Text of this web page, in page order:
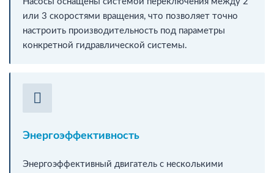
или 3 скоростями вращения, что позволяет точно
настроить производительность под параметры
конкретной гидравлической системы.
Энергоэффективность
Энергоэффективный двигатель с несколькими